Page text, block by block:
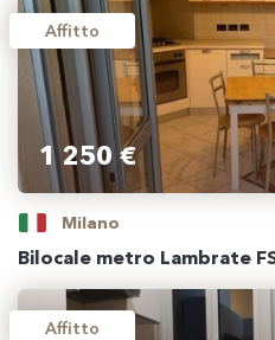
Affitto
1 250 €
Milano
Bilocale metro Lambrate
Affitto